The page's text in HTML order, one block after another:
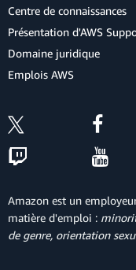
Centre de connaissances
Présentation d'AWS
Domaine juridique
Emplois AWS
Amazon est un
matière d'emploi :
de genre, orientation